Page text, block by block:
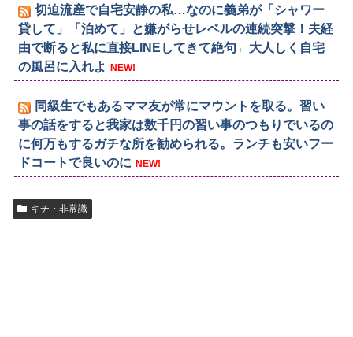
切迫流産で自宅安静の私…なのに義弟が「シャワー
貸して」「泊めて」と嫌がらせレベルの連続突撃！夫経
由で断ると私に直接LINEしてきて絶句←大人しく自宅
の風呂に入れよ
NEW!
同級生でもあるママ友が常にマウントを取る。習い
事の話をすると我家は数千円の習い事のつもりでいるの
に何万もするガチな所を勧められる。ランチも安いフー
ドコートで良いのに NEW!
キチ・非常識